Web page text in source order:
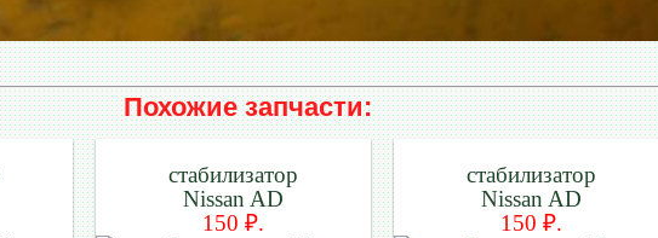
Похожие запчасти:
стабилизатор
Nissan AD
150 ₽.
стабилизатор
Nissan AD
150 ₽.